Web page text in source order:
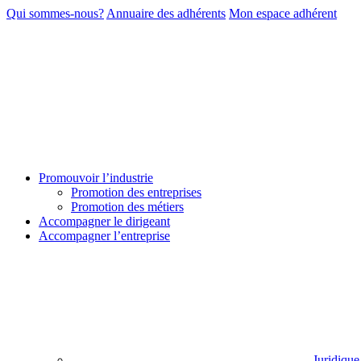
Qui sommes-nous? Annuaire des adhérents Mon espace adhérent
Promouvoir l’industrie
Promotion des entreprises
Promotion des métiers
Accompagner le dirigeant
Accompagner l’entreprise